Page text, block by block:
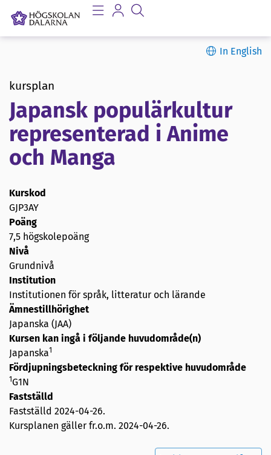
In English
kursplan
Japansk populärkultur
representerad i Anime
och Manga
Kurskod
GJP3AY
Poäng
7,5 högskolepoäng
Nivå
Grundnivå
Institution
Institutionen för språk, litteratur och lärande
Ämnestillhörighet
Japanska (JAA)
Kursen kan ingå i följande huvudområde(n)
Japanska1
Fördjupningsbeteckning för respektive huvudområde
1G1N
Fastställd
Fastställd 2024-04-26.
Kursplanen gäller fr.o.m. 2024-04-26.